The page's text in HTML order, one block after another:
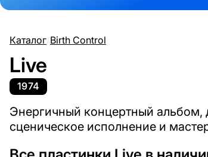
Каталог/Birth Control
Live
1974
Энергичный концертный
сценическое исполнение и